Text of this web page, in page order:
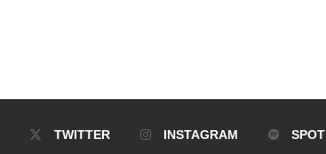
TWITTER INSTAGRAM